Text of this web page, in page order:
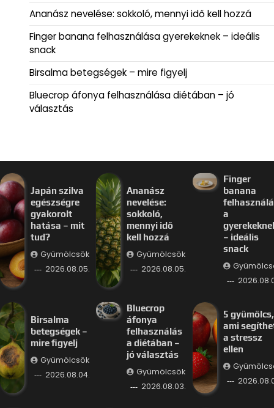
Ananász nevelése: sokkoló, mennyi idő kell hozzá
Finger banana felhasználása gyerekeknek – ideális
snack
Birsalma betegségek – mire figyelj
Bluecrop áfonya felhasználása diétában – jó
választás
Japán szilva
egészségre
gyakorolt
hatása – mit
tud?
Gyümölcsök
2026.08.05.
Ananász
nevelése:
sokkoló,
mennyi idő
kell hozzá
Gyümölcsök
2026.08.05.
Finger
banana
a
– ideális
snack
Birsalma
betegségek –
mire figyelj
Gyümölcsök
2026.08.04.
Bluecrop
áfonya
felhasználás
a diétában –
jó választás
Gyümölcsök
2026.08.03.
5 gyümölcs,
ami
a stressz
ellen